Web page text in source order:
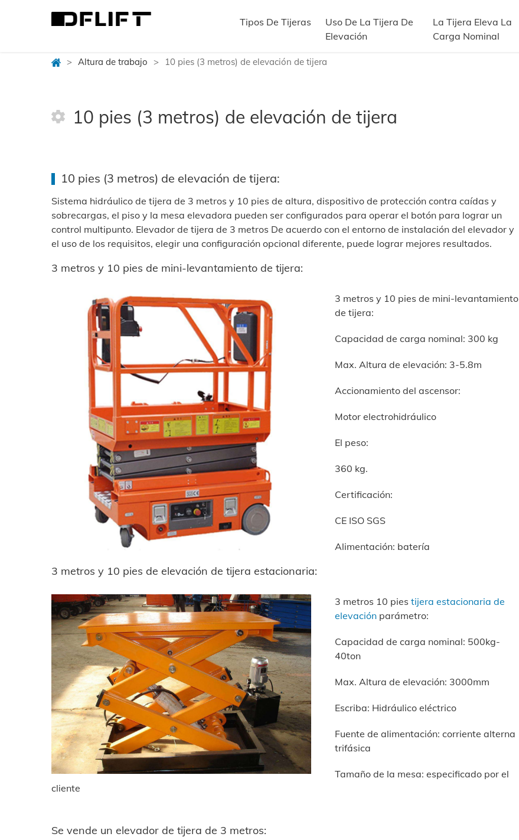
Tipos De Tijeras
Uso De La Tijera De
Elevación
La Tijera Eleva La
Carga Nominal
> Altura de trabajo > 10 pies (3 metros) de elevación de tijera
10 pies (3 metros) de elevación de tijera
10 pies (3 metros) de elevación de tijera:
Sistema hidráulico de tijera de 3 metros y 10 pies de altura, dispositivo de protección contra caídas y
sobrecargas, el piso y la mesa elevadora pueden ser configurados para operar el botón para lograr un
control multipunto. Elevador de tijera de 3 metros De acuerdo con el entorno de instalación del elevador y
el uso de los requisitos, elegir una configuración opcional diferente, puede lograr mejores resultados.
3 metros y 10 pies de mini-levantamiento de tijera:
3 metros y 10 pies de mini-levantamiento
de tijera:
Capacidad de carga nominal: 300 kg
Max. Altura de elevación: 3-5.8m
Accionamiento del ascensor:
Motor electrohidráulico
El peso:
360 kg.
Certificación:
CE ISO SGS
Alimentación: batería
3 metros y 10 pies de elevación de tijera estacionaria:
3 metros 10 pies tijera estacionaria de
elevación parámetro:
Capacidad de carga nominal: 500kg-
40ton
Max. Altura de elevación: 3000mm
Escriba: Hidráulico eléctrico
Fuente de alimentación: corriente alterna
trifásica
Tamaño de la mesa: especificado por el
cliente
Se vende un elevador de tijera de 3 metros: